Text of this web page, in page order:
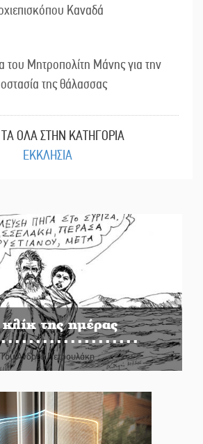
Καναδά
του Μητροπολίτη Μάνης για την
της θάλασσας
ΤΑ ΟΛΑ ΣΤΗΝ ΚΑΤΗΓΟΡΙΑ
ΕΚΚΛΗΣΙΑ
της ημέρας
Του Ανδρέα Πετρουλάκη